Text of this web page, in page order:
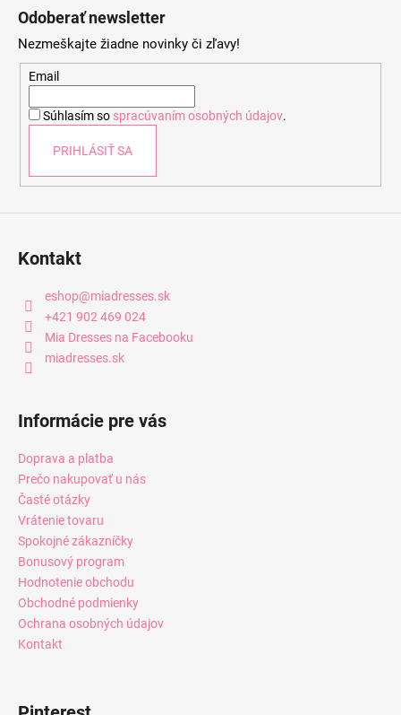
Odoberať newsletter
Nezmeškajte žiadne novinky či zľavy!
Email
Súhlasím so spracúvaním osobných údajov.
PRIHLÁSIŤ SA
Kontakt
eshop@miadresses.sk
+421 902 469 024
Mia Dresses na Facebooku
miadresses.sk
Informácie pre vás
Doprava a platba
Prečo nakupovať u nás
Časté otázky
Vrátenie tovaru
Spokojné zákazníčky
Bonusový program
Hodnotenie obchodu
Obchodné podmienky
Ochrana osobných údajov
Kontakt